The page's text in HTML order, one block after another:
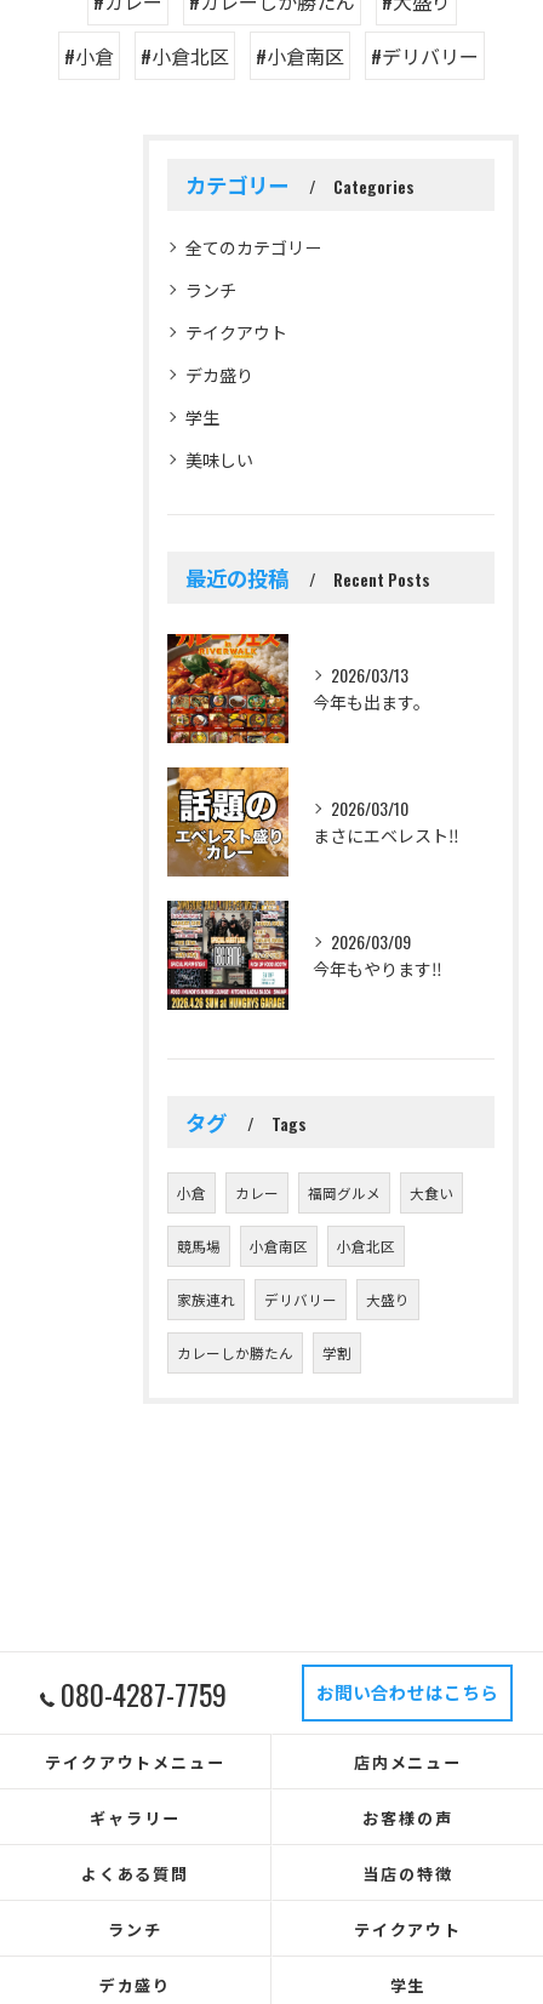
#小倉
#小倉北区 #小倉南区 #デリバリー
カテゴリー Categories
全てのカテゴリー
ランチ
テイクアウト
デカ盛り
学生
美味しい
最近の投稿 Recent Posts
2026/03/13
今年も出ます。
2026/03/10
まさにエベレスト‼️
2026/03/09
今年もやります‼️
タグ Tags
小倉 カレー 福岡グルメ 大食い
競馬場 小倉南区 小倉北区
家族連れ デリバリー 大盛り
カレーしか勝たん 学割
080-4287-7759 お問い合わせはこちら
テイクアウトメニュー 店内メニュー
ギャラリー お客様の声
よくある質問 当店の特徴
ランチ テイクアウト
デカ盛り 学生